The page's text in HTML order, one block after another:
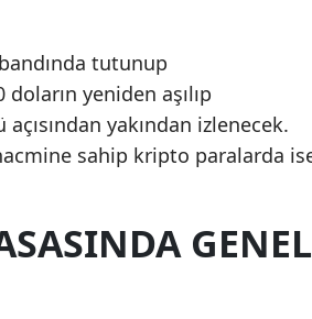
tutunup
yeniden aşılıp
yakından izlenecek.
sahip kripto paralarda
GENEL